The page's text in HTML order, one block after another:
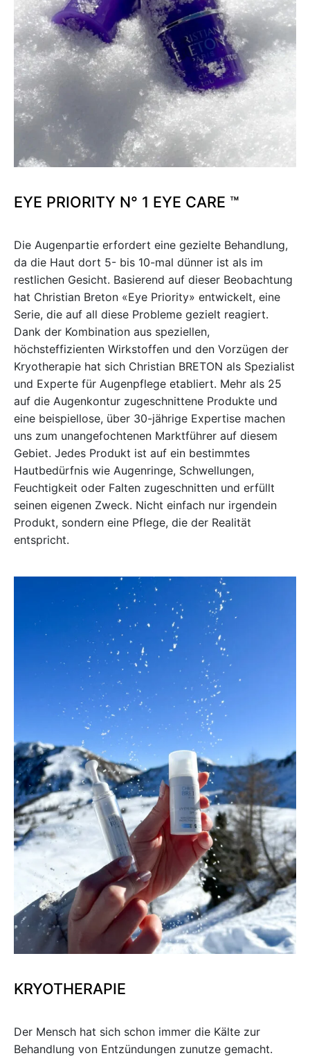
EYE PRIORITY N° 1 EYE CARE ™
Die Augenpartie erfordert eine gezielte Behandlung,
da die Haut dort 5- bis 10-mal dünner ist als im
restlichen Gesicht. Basierend auf dieser Beobachtung
hat Christian Breton «Eye Priority» entwickelt, eine
Serie, die auf all diese Probleme gezielt reagiert.
Dank der Kombination aus speziellen,
höchsteffizienten Wirkstoffen und den Vorzügen der
Kryotherapie hat sich Christian BRETON als Spezialist
und Experte für Augenpflege etabliert. Mehr als 25
auf die Augenkontur zugeschnittene Produkte und
eine beispiellose, über 30-jährige Expertise machen
uns zum unangefochtenen Marktführer auf diesem
Gebiet. Jedes Produkt ist auf ein bestimmtes
Hautbedürfnis wie Augenringe, Schwellungen,
Feuchtigkeit oder Falten zugeschnitten und erfüllt
seinen eigenen Zweck. Nicht einfach nur irgendein
Produkt, sondern eine Pflege, die der Realität
entspricht.
KRYOTHERAPIE
Der Mensch hat sich schon immer die Kälte zur
Behandlung von Entzündungen zunutze gemacht.